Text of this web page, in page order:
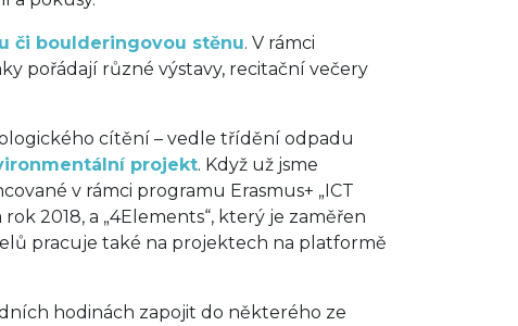
či boulderingovou stěnu. V rámci
pořádají různé výstavy, recitační večery
cítění – vedle třídění odpadu
projekt. Když už jsme
v rámci programu Erasmus+ „ICT
2018, a „4Elements“, který je zaměřen
pracuje také na projektech na platformě
hodinách zapojit do některého ze